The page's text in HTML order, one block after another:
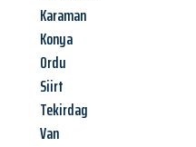
Karaman
Konya
Ordu
Siirt
Tekirdag
Van